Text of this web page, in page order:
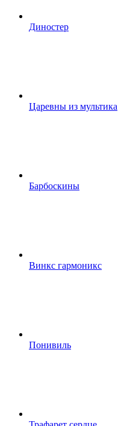
Диностер
Царевны из мультика
Барбоскины
Винкс гармоникс
Понивиль